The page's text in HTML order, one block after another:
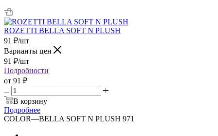
ROZETTI BELLA SOFT N PLUSH
91 ₽/шт
Варианты цен
91 ₽/шт
Подробности
от 91 ₽
В корзину
Подробнее
COLOR—BELLA SOFT N PLUSH 971